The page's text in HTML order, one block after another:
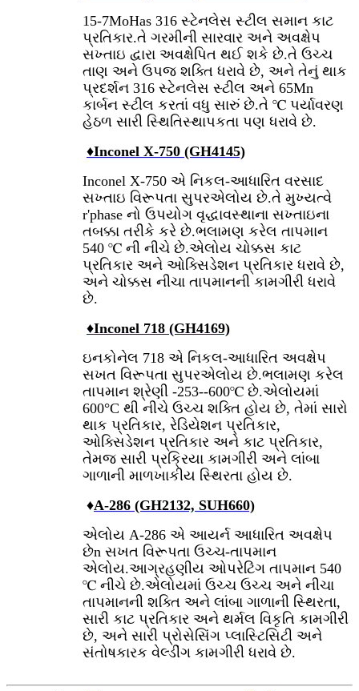
15-7MoHas 316 સ્ટેનલેસ સ્ટીલ સમાન કાટ
પ્રતિકાર.તે ગરમીની સારવાર અને અવક્ષેપ
સખ્તાઇ દ્વારા અવક્ષેપિત થઈ શકે છે.તે ઉચ્ચ
તાણ અને ઉપજ શક્તિ ધરાવે છે, અને તેનું થાક
પ્રદર્શન 316 સ્ટેનલેસ સ્ટીલ અને 65Mn
કાર્બન સ્ટીલ કરતાં વધુ સારું છે.તે ℃ પર્યાવરણ
હેઠળ સારી સ્થિતિસ્થાપકતા પણ ધરાવે છે.
♦Inconel X-750 (GH4145)
Inconel X-750 એ નિકલ-આધારિત વરસાદ
સખ્તાઇ વિરૂપતા સુપરએલોય છે.તે મુખ્યત્વે
r'phase નો ઉપયોગ વૃદ્ધાવસ્થાના સખ્તાઇના
તબક્કા તરીકે કરે છે.ભલામણ કરેલ તાપમાન
540 ℃ ની નીચે છે.એલોય ચોક્કસ કાટ
પ્રતિકાર અને ઓક્સિડેશન પ્રતિકાર ધરાવે છે,
અને ચોક્કસ નીચા તાપમાનની કામગીરી ધરાવે
છે.
♦Inconel 718 (GH4169)
ઇનકોનેલ 718 એ નિકલ-આધારિત અવક્ષેપ
સખત વિરૂપતા સુપરએલોય છે.ભલામણ કરેલ
તાપમાન શ્રેણી -253--600℃ છે.એલોયમાં
600°C થી નીચે ઉચ્ચ શક્તિ હોય છે, તેમાં સારો
થાક પ્રતિકાર, રેડિયેશન પ્રતિકાર,
ઓક્સિડેશન પ્રતિકાર અને કાટ પ્રતિકાર,
તેમજ સારી પ્રક્રિયા કામગીરી અને લાંબા
ગાળાની માળખાકીય સ્થિરતા હોય છે.
♦A-286 (GH2132, SUH660)
એલોય A-286 એ આયર્ન આધારિત અવક્ષેપ
છેn સખત વિરૂપતા ઉચ્ચ-તાપમાન
એલોય.આગ્રહણીય ઓપરેટિંગ તાપમાન 540
℃ નીચે છે.એલોયમાં ઉચ્ચ ઉચ્ચ અને નીચા
તાપમાનની શક્તિ અને લાંબા ગાળાની સ્થિરતા,
સારી કાટ પ્રતિકાર અને થર્મલ વિકૃતિ કામગીરી
છે, અને સારી પ્રોસેસિંગ પ્લાસ્ટિસિટી અને
સંતોષકારક વેલ્ડીંગ કામગીરી ધરાવે છે.